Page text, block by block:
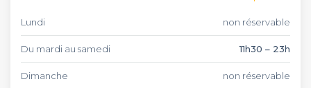
Lundi non réservable
Du mardi au samedi 11h30 – 23h
Dimanche non réservable